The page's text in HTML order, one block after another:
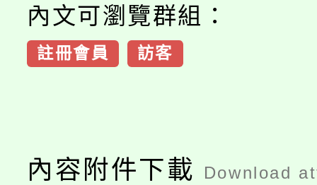
內文可瀏覽群組：
註冊會員 訪客
內容附件下載 Download